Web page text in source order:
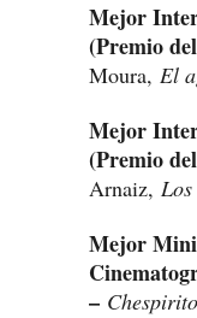
Mejor
(Premio
Moura, El
Mejor
(Premio
Arnaiz,
Mejor
–